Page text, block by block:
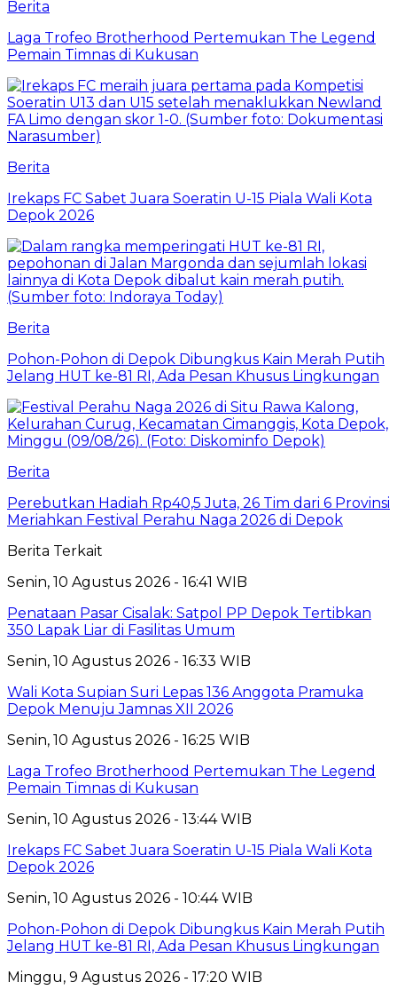
Berita
Laga Trofeo Brotherhood Pertemukan The Legend
Pemain Timnas di Kukusan
Berita
Irekaps FC Sabet Juara Soeratin U-15 Piala Wali Kota
Depok 2026
Berita
Pohon-Pohon di Depok Dibungkus Kain Merah Putih
Jelang HUT ke-81 RI, Ada Pesan Khusus Lingkungan
Berita
Perebutkan Hadiah Rp40,5 Juta, 26 Tim dari 6 Provinsi
Meriahkan Festival Perahu Naga 2026 di Depok
Berita Terkait
Senin, 10 Agustus 2026 - 16:41 WIB
Penataan Pasar Cisalak: Satpol PP Depok Tertibkan
350 Lapak Liar di Fasilitas Umum
Senin, 10 Agustus 2026 - 16:33 WIB
Wali Kota Supian Suri Lepas 136 Anggota Pramuka
Depok Menuju Jamnas XII 2026
Senin, 10 Agustus 2026 - 16:25 WIB
Laga Trofeo Brotherhood Pertemukan The Legend
Pemain Timnas di Kukusan
Senin, 10 Agustus 2026 - 13:44 WIB
Irekaps FC Sabet Juara Soeratin U-15 Piala Wali Kota
Depok 2026
Senin, 10 Agustus 2026 - 10:44 WIB
Pohon-Pohon di Depok Dibungkus Kain Merah Putih
Jelang HUT ke-81 RI, Ada Pesan Khusus Lingkungan
Minggu, 9 Agustus 2026 - 17:20 WIB